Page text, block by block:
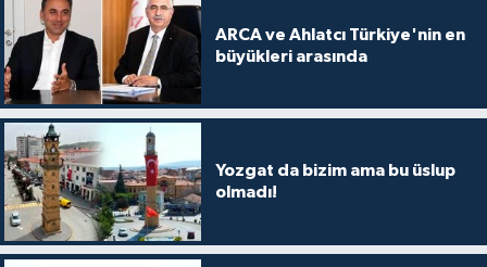
ARCA ve Ahlatcı Türkiye'nin en
büyükleri arasında
Yozgat da bizim ama bu üslup
olmadı!